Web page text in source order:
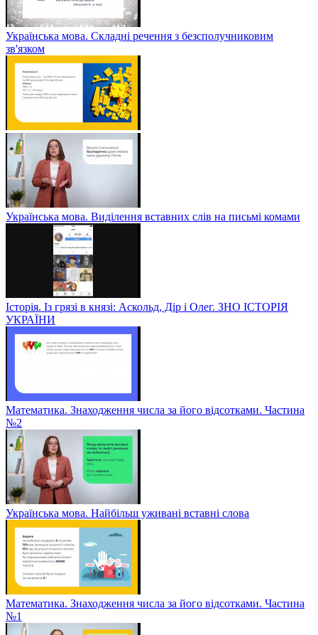
Українська мова. Складні речення з безсполучниковим
зв'язком
Українська мова. Виділення вставних слів на письмі комами
Історія. Із грязі в князі: Аскольд, Дір і Олег. ЗНО ІСТОРІЯ
УКРАЇНИ
Математика. Знаходження числа за його відсотками. Частина
№2
Українська мова. Найбільш уживані вставні слова
Математика. Знаходження числа за його відсотками. Частина
№1